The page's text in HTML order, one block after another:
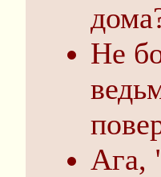
Не
Ага,